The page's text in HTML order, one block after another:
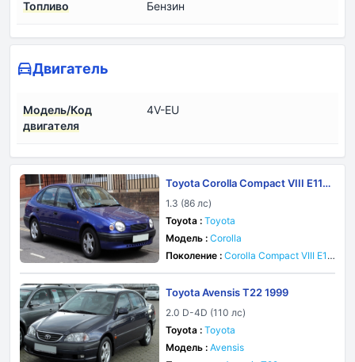
Топливо Бензин
Двигатель
Модель/Код
двигателя
4V-EU
Toyota Corolla Compact VIII E110
1998
1.3 (86 лс)
Toyota : Toyota
Модель : Corolla
Поколение : Corolla Compact VIII E11
Toyota Avensis T22 1999
2.0 D-4D (110 лс)
Toyota : Toyota
Модель : Avensis